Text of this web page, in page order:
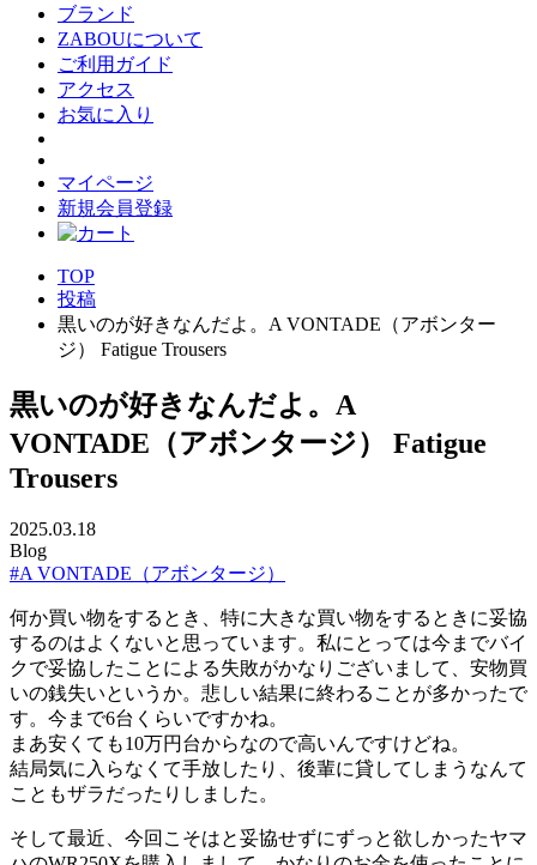
ブランド
ZABOUについて
ご利用ガイド
アクセス
お気に入り
マイページ
新規会員登録
TOP
投稿
黒いのが好きなんだよ。A VONTADE（アボンター
ジ） Fatigue Trousers
黒いのが好きなんだよ。A
VONTADE（アボンタージ） Fatigue
Trousers
2025.03.18
Blog
#A VONTADE（アボンタージ）
何か買い物をするとき、特に大きな買い物をするときに妥協
するのはよくないと思っています。私にとっては今までバイ
クで妥協したことによる失敗がかなりございまして、安物買
いの銭失いというか。悲しい結果に終わることが多かったで
す。今まで6台くらいですかね。
まあ安くても10万円台からなので高いんですけどね。
結局気に入らなくて手放したり、後輩に貸してしまうなんて
こともザラだったりしました。
そして最近、今回こそはと妥協せずにずっと欲しかったヤマ